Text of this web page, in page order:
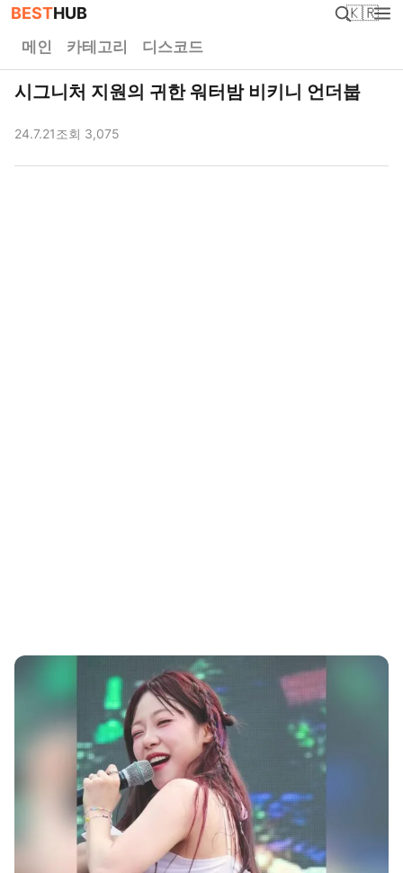
BESTHUB 🇰🇷
메인 카테고리 디스코드
시그니처 지원의 귀한 워터밤 비키니 언더붑
24.7.21조회 3,075